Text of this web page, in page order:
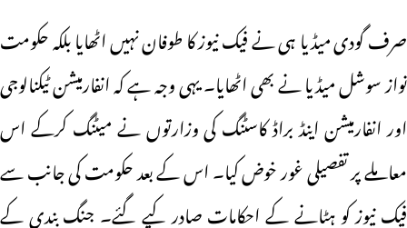
صرف گودی میڈیا ہی نے فیک نیوز کا طوفان نہیں اٹھایا بلکہ حکومت
نواز سوشل میڈیا نے بھی اٹھایا۔ یہی وجہ ہے کہ انفارمیشن ٹیکنالوجی
اور انفارمیشن اینڈ براڈ کاسٹنگ کی وزارتوں نے میٹنگ کرکے اس
معاملے پر تفصیلی غور خوض کیا۔ اس کے بعد حکومت کی جانب سے
فیک نیوز کو ہٹانے کے احکامات صادر کیے گئے۔ جنگ بندی کے